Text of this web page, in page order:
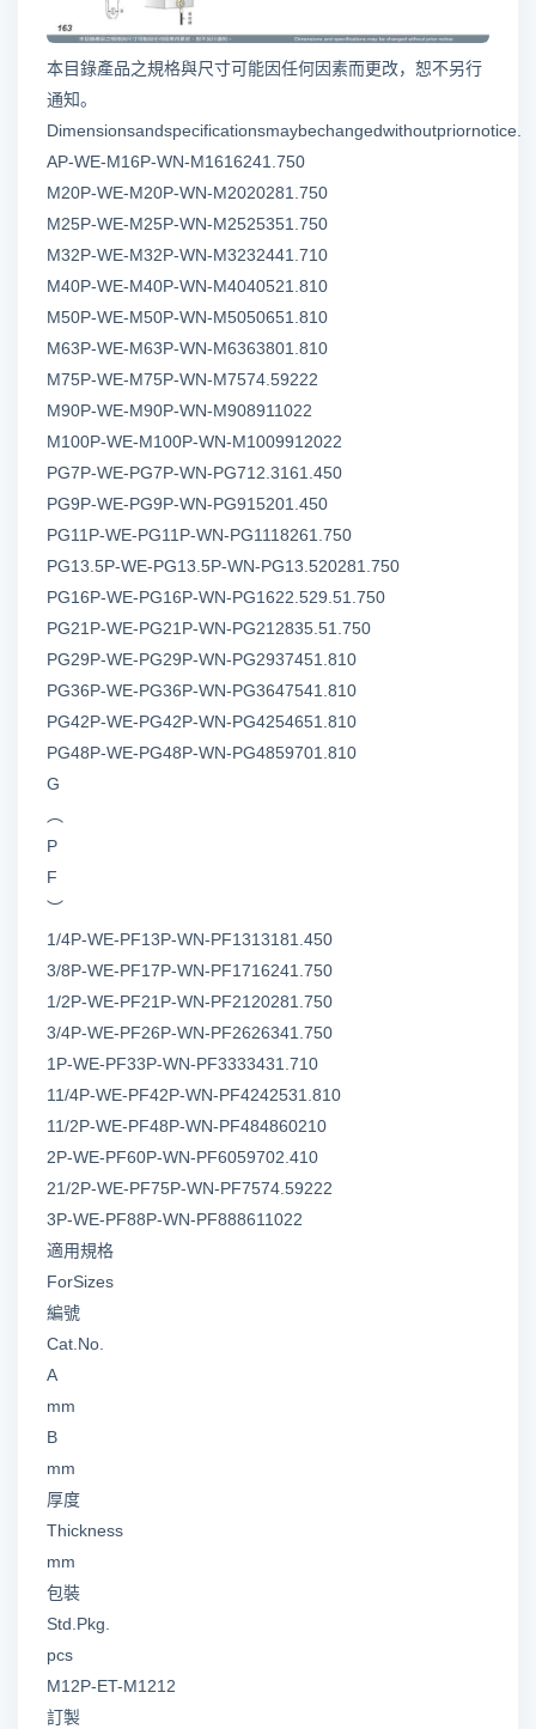
本目錄產品之規格與尺寸可能因任何因素而更改，恕不另行
通知。
Dimensionsandspecificationsmaybechangedwithoutpriornotice.
AP-WE-M16P-WN-M1616241.750
M20P-WE-M20P-WN-M2020281.750
M25P-WE-M25P-WN-M2525351.750
M32P-WE-M32P-WN-M3232441.710
M40P-WE-M40P-WN-M4040521.810
M50P-WE-M50P-WN-M5050651.810
M63P-WE-M63P-WN-M6363801.810
M75P-WE-M75P-WN-M7574.59222
M90P-WE-M90P-WN-M908911022
M100P-WE-M100P-WN-M1009912022
PG7P-WE-PG7P-WN-PG712.3161.450
PG9P-WE-PG9P-WN-PG915201.450
PG11P-WE-PG11P-WN-PG1118261.750
PG13.5P-WE-PG13.5P-WN-PG13.520281.750
PG16P-WE-PG16P-WN-PG1622.529.51.750
PG21P-WE-PG21P-WN-PG212835.51.750
PG29P-WE-PG29P-WN-PG2937451.810
PG36P-WE-PG36P-WN-PG3647541.810
PG42P-WE-PG42P-WN-PG4254651.810
PG48P-WE-PG48P-WN-PG4859701.810
G
︵
P
F
︶
1/4P-WE-PF13P-WN-PF1313181.450
3/8P-WE-PF17P-WN-PF1716241.750
1/2P-WE-PF21P-WN-PF2120281.750
3/4P-WE-PF26P-WN-PF2626341.750
1P-WE-PF33P-WN-PF3333431.710
11/4P-WE-PF42P-WN-PF4242531.810
11/2P-WE-PF48P-WN-PF484860210
2P-WE-PF60P-WN-PF6059702.410
21/2P-WE-PF75P-WN-PF7574.59222
3P-WE-PF88P-WN-PF888611022
適用規格
ForSizes
編號
Cat.No.
A
mm
B
mm
厚度
Thickness
mm
包裝
Std.Pkg.
pcs
M12P-ET-M1212
訂製